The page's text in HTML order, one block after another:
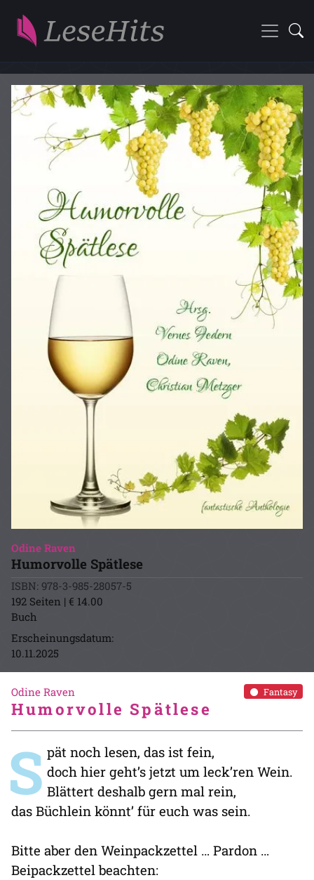
Odine Raven
Humorvolle Spätlese
ISBN: 978-3-985-28057-5
192 Seiten | € 14.00
Buch
Erscheinungsdatum:
10.11.2025
Fantasy
Odine Raven
Humorvolle Spätlese
S pät noch lesen, das ist fein,
doch hier geht’s jetzt um leck’ren Wein.
Blättert deshalb gern mal rein,
das Büchlein könnt’ für euch was sein.
Bitte aber den Weinpackzettel … Pardon …
Beipackzettel beachten: